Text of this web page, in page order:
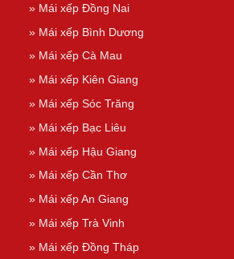
» Mái xếp Đồng Nai
» Mái xếp Bình Dương
» Mái xếp Cà Mau
» Mái xếp Kiên Giang
» Mái xếp Sóc Trăng
» Mái xếp Bạc Liêu
» Mái xếp Hậu Giang
» Mái xếp Cần Thơ
» Mái xếp An Giang
» Mái xếp Trà Vinh
» Mái xếp Đồng Tháp